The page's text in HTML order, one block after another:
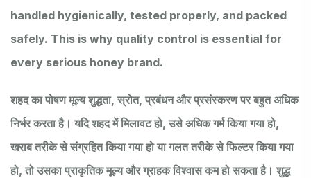
handled hygienically, tested properly, and packed
safely. This is why quality control is essential for
every serious honey brand.
शहद का पोषण मूल्य शुद्धता, स्रोत, प्रबंधन और प्रसंस्करण पर बहुत अधिक
निर्भर करता है। यदि शहद में मिलावट हो, उसे अधिक गर्म किया गया हो,
खराब तरीके से संग्रहित किया गया हो या गलत तरीके से फिल्टर किया गया
हो, तो उसका प्राकृतिक मूल्य और ग्राहक विश्वास कम हो सकता है। शुद्ध